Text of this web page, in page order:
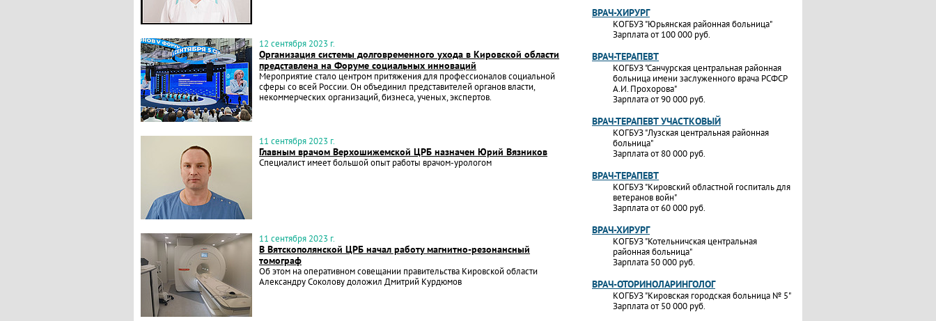
12 сентября 2023 г.
Организация системы долговременного ухода в Кировской области
представлена на Форуме социальных инноваций
Мероприятие стало центром притяжения для профессионалов социальной
сферы со всей России. Он объединил представителей органов власти,
некоммерческих организаций, бизнеса, ученых, экспертов.
11 сентября 2023 г.
Главным врачом Верхошижемской ЦРБ назначен Юрий Вязников
Специалист имеет большой опыт работы врачом-урологом
11 сентября 2023 г.
В Вятскополянской ЦРБ начал работу магнитно-резонансный
томограф
Об этом на оперативном совещании правительства Кировской области
Александру Соколову доложил Дмитрий Курдюмов
ВРАЧ-ХИРУРГ
КОГБУЗ "Юрьянская районная больница"
Зарплата от 100 000 руб.
ВРАЧ-ТЕРАПЕВТ
КОГБУЗ "Санчурская центральная районная
больница имени заслуженного врача РСФСР
А.И. Прохорова"
Зарплата от 90 000 руб.
ВРАЧ-ТЕРАПЕВТ УЧАСТКОВЫЙ
КОГБУЗ "Лузская центральная районная
больница"
Зарплата от 80 000 руб.
ВРАЧ-ТЕРАПЕВТ
КОГБУЗ "Кировский областной госпиталь для
ветеранов войн"
Зарплата от 60 000 руб.
ВРАЧ-ХИРУРГ
КОГБУЗ "Котельничская центральная
районная больница"
Зарплата 50 000 руб.
ВРАЧ-ОТОРИНОЛАРИНГОЛОГ
КОГБУЗ "Кировская городская больница № 5"
Зарплата от 50 000 руб.